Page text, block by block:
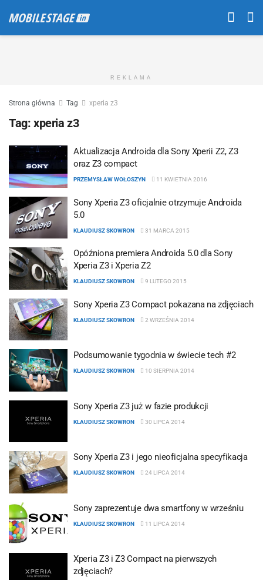
REKLAMA
Strona główna Tag xperia z3
Tag: xperia z3
Aktualizacja Androida dla Sony Xperii Z2, Z3
oraz Z3 compact
PRZEMYSŁAW WOŁOSZYN 11 KWIETNIA 2016
Sony Xperia Z3 oficjalnie otrzymuje Androida
5.0
KLAUDIUSZ SKOWRON 31 MARCA 2015
Opóźniona premiera Androida 5.0 dla Sony
Xperia Z3 i Xperia Z2
KLAUDIUSZ SKOWRON 9 LUTEGO 2015
Sony Xperia Z3 Compact pokazana na zdjęciach
KLAUDIUSZ SKOWRON 2 WRZEŚNIA 2014
Podsumowanie tygodnia w świecie tech #2
KLAUDIUSZ SKOWRON 10 SIERPNIA 2014
Sony Xperia Z3 już w fazie produkcji
KLAUDIUSZ SKOWRON 30 LIPCA 2014
Sony Xperia Z3 i jego nieoficjalna specyfikacja
KLAUDIUSZ SKOWRON 24 LIPCA 2014
Sony zaprezentuje dwa smartfony w wrześniu
KLAUDIUSZ SKOWRON 11 LIPCA 2014
Xperia Z3 i Z3 Compact na pierwszych
zdjęciach?